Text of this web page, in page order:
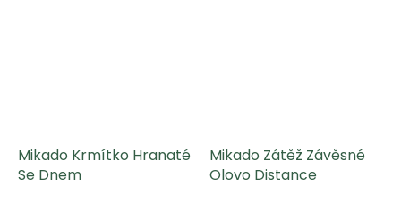
Mikado Krmítko Hranaté
Se Dnem
Mikado Zátěž Závěsné
Olovo Distance